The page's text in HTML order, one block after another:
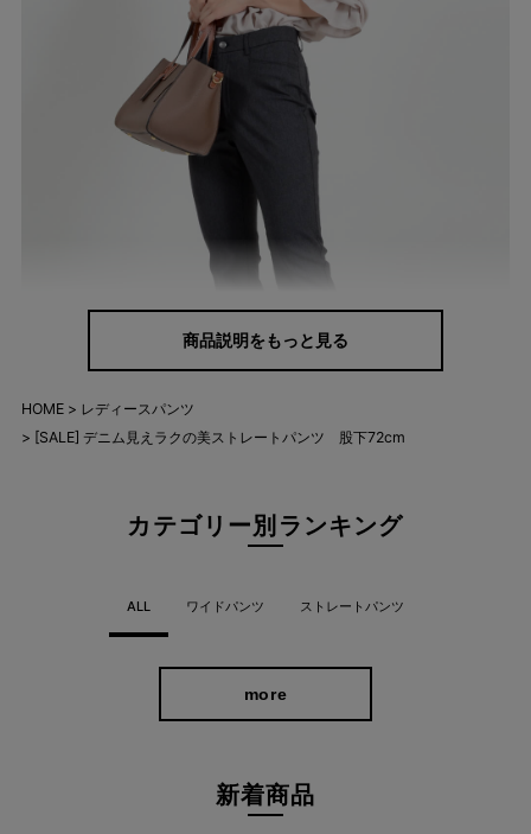
360°どこから見ても美脚を叶えるシルエット
商品説明をもっと見る
HOME
レディースパンツ
[SALE] デニム見えラクの美ストレートパンツ 股下72cm
カテゴリー別ランキング
ALL ワイドパンツ ストレートパンツ
more
新着商品